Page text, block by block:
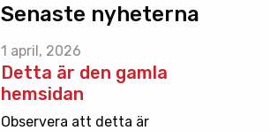
Senaste nyheterna
1 april, 2026
Detta är den gamla
hemsidan
Observera att detta är